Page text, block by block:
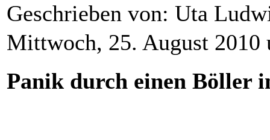
Geschrieben von: Uta
Mittwoch, 25. August 2010
Panik durch einen Böller